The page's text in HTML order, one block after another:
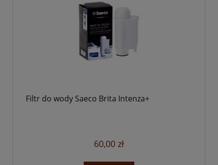
Filtr do wody Saeco Brita Intenza+
60,00 zł